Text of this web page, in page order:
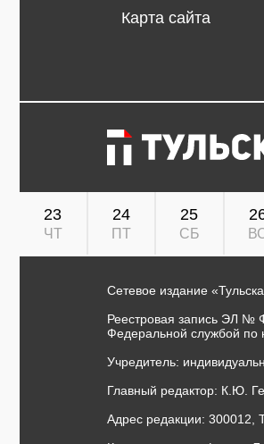
Карта сайта
23
ЧТ
24
ПТ
25
СБ
Сетевое издание
Реестровая запись ЭЛ №
Федеральной службой по
Учредитель:
Главный редактор: К.Ю.
Адрес редакции: 300012,